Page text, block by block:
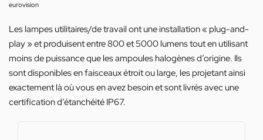
eurovision
Les lampes utilitaires/de travail ont une installation « plug-and-
play » et produisent entre 800 et 5000 lumens tout en utilisant
moins de puissance que les ampoules halogènes d’origine. Ils
sont disponibles en faisceaux étroit ou large, les projetant ainsi
exactement là où vous en avez besoin et sont livrés avec une
certification d’étanchéité IP67.